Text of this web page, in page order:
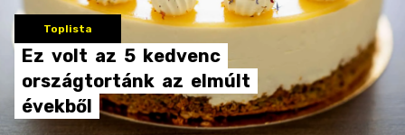
Toplista
Ez volt az 5 kedvenc
országtortánk az elmúlt
évekből